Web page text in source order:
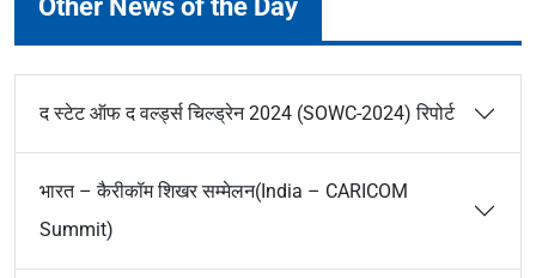
द स्टेट ऑफ द वर्ल्ड्स चिल्ड्रेन 2024 (SOWC-2024) रिपोर्ट
भारत – कैरीकॉम शिखर सम्मेलन(India – CARICOM
Summit)